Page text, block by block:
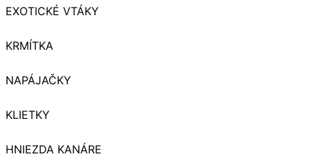
EXOTICKÉ VTÁKY
KRMÍTKA
NAPÁJAČKY
KLIETKY
HNIEZDA KANÁRE